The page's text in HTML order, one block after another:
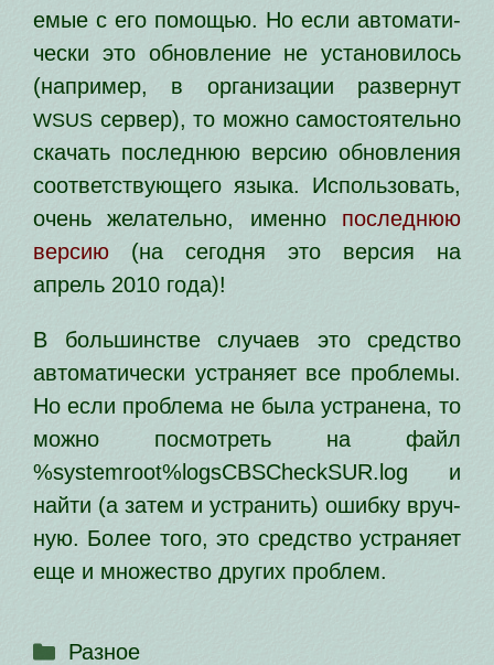
е­мые с его помо­щью. Но если авто­ма­ти­
че­ски это обнов­ле­ние не уста­но­ви­лось
(напри­мер, в орга­ни­за­ции раз­вер­нут
WSUS сер­вер), то мож­но само­сто­я­тель­но
ска­чать послед­нюю вер­сию обнов­ле­ния
соот­вет­ству­ю­ще­го язы­ка. Использовать,
очень жела­тель­но, имен­но послед­нюю
вер­сию (на сего­дня это вер­сия на
апрель 2010 года)!
В боль­шин­стве слу­ча­ев это сред­ство
авто­ма­ти­че­ски устра­ня­ет все про­бле­мы.
Но если про­бле­ма не была устра­не­на, то
мож­но посмот­реть на файл
%systemroot%logsCBSCheckSUR.log и
най­ти (а затем и устра­нить) ошиб­ку вруч­
ную. Более того, это сред­ство устра­ня­ет
еще и мно­же­ство дру­гих проблем.
Рубрики
Разное